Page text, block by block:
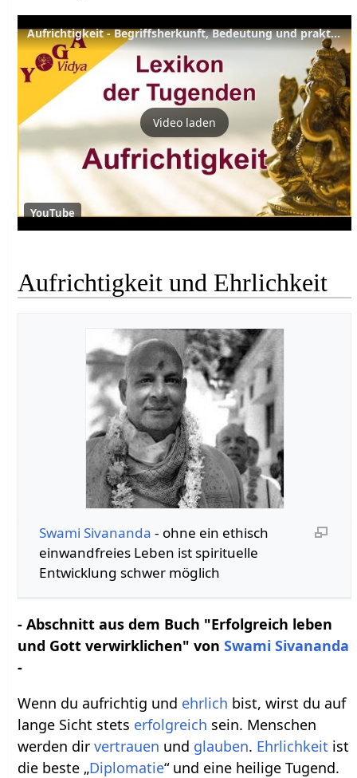
Aufrichtigkeit - Begriffsherkunft, Bedeutung und praktische Tipps
Video laden
YouTube
Aufrichtigkeit und Ehrlichkeit
Swami Sivananda - ohne ein ethisch
einwandfreies Leben ist spirituelle
Entwicklung schwer möglich
- Abschnitt aus dem Buch "Erfolgreich leben
und Gott verwirklichen" vonSwami Sivananda
-
Wenn du aufrichtig und ehrlich bist, wirst du auf
lange Sicht stets erfolgreich sein. Menschen
werden dirvertrauen und glauben. Ehrlichkeit ist
die beste „Diplomatie“ und eine heilige Tugend.